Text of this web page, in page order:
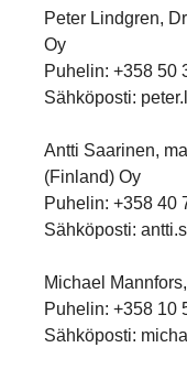
Peter Lindgren,
Oy
Puhelin: +358 50
Sähköposti:
Antti Saarinen,
(Finland) Oy
Puhelin: +358 40
Sähköposti:
Michael
Puhelin: +358 10
Sähköposti: